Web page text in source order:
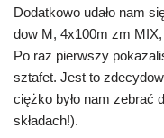
Dodatkowo udało nam
dow M, 4x100m zm
Po raz pierwszy
sztafet. Jest to
ciężko było nam zebrać
składach!).